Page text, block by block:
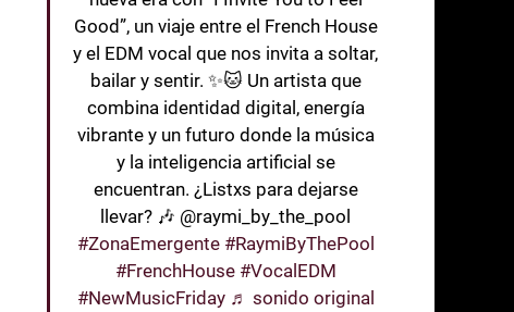
Good”, un viaje entre el French House
y el EDM vocal que nos invita a soltar,
bailar y sentir. ✨🐱 Un artista que
combina identidad digital, energía
vibrante y un futuro donde la música
y la inteligencia artificial se
encuentran. ¿Listxs para dejarse
llevar? 🎶 @raymi_by_the_pool
#ZonaEmergente #RaymiByThePool
#FrenchHouse #VocalEDM
#NewMusicFriday ♬ sonido original